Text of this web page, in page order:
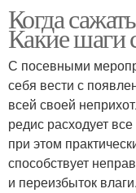
Когда
Какие шаги
С посевными
себя вести с
всей своей
редис расходует
при этом
способствует
и переизбыток влаги.